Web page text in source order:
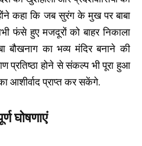
कहा कि जब सुरंग के मुख पर बाबा
फंसे हुए मजदूरों को बाहर निकाला
बौखनाग का भव्य मंदिर बनाने की
प्रतिष्ठा होने से संकल्प भी पूरा हुआ
आशीर्वाद प्राप्त कर सकेंगे.
घोषणाएं